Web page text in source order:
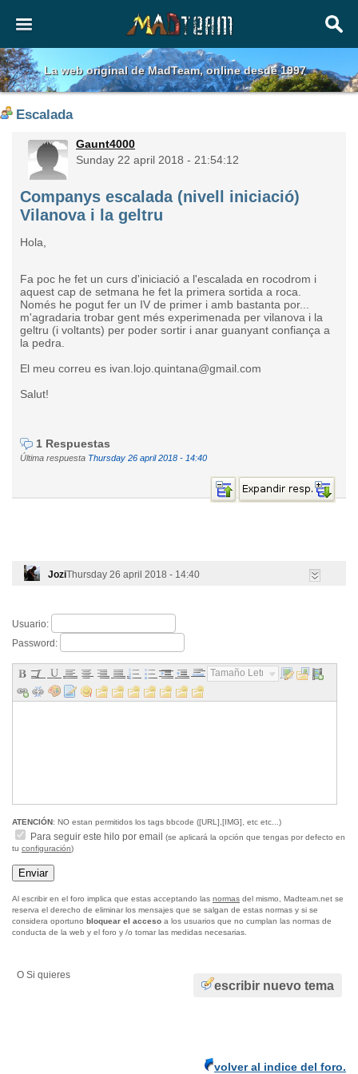
La web original de MadTeam, online desde 1997
Escalada
Gaunt4000
Sunday 22 april 2018 - 21:54:12
Companys escalada (nivell iniciació)
Vilanova i la geltru
Hola,
Fa poc he fet un curs d'iniciació a l'escalada en rocodrom i
aquest cap de setmana he fet la primera sortida a roca.
Només he pogut fer un IV de primer i amb bastanta por...
m'agradaria trobar gent més experimenada per vilanova i la
geltru (i voltants) per poder sortir i anar guanyant confiança a
la pedra.
El meu correu es ivan.lojo.quintana@gmail.com
Salut!
1 Respuestas
Última respuesta Thursday 26 april 2018 - 14:40
JoziThursday 26 april 2018 - 14:40
Usuario:
Password:
Tamaño Letra...
ATENCIÓN: NO estan permitidos los tags bbcode ([URL],[IMG], etc etc...)
Para seguir este hilo por email
(se aplicará la opción que tengas por defecto en
tu configuración)
Al escribir en el foro implica que estas acceptando las normas del mismo, Madteam.net se
reserva el derecho de eliminar los mensajes que se salgan de estas normas y si se
considera oportuno bloquear el acceso a los usuarios que no cumplan las normas de
conducta de la web y el foro y /o tomar las medidas necesarias.
escribir nuevo tema
O Si quieres
volver al indice del foro.